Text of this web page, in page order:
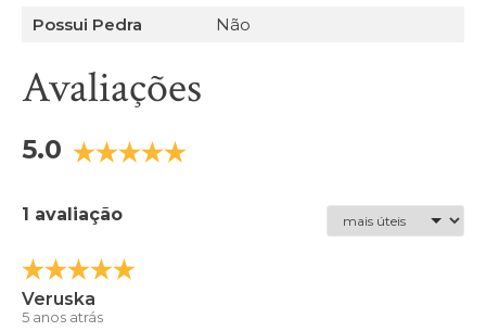
Possui Pedra
Não
Avaliações
5.0
1 avaliação
Veruska
5 anos atrás